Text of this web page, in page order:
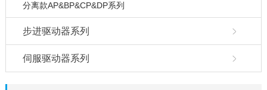
分离款AP&BP&CP&DP系列
步进驱动器系列
伺服驱动器系列